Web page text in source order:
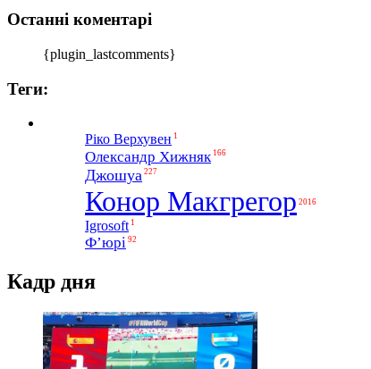
Останні коментарі
{plugin_lastcomments}
Теги:
Ріко Верхувен 1
Олександр Хижняк 166
Джошуа 227
Конор Макгрегор 2016
Igrosoft 1
Ф’юрі 92
Кадр дня